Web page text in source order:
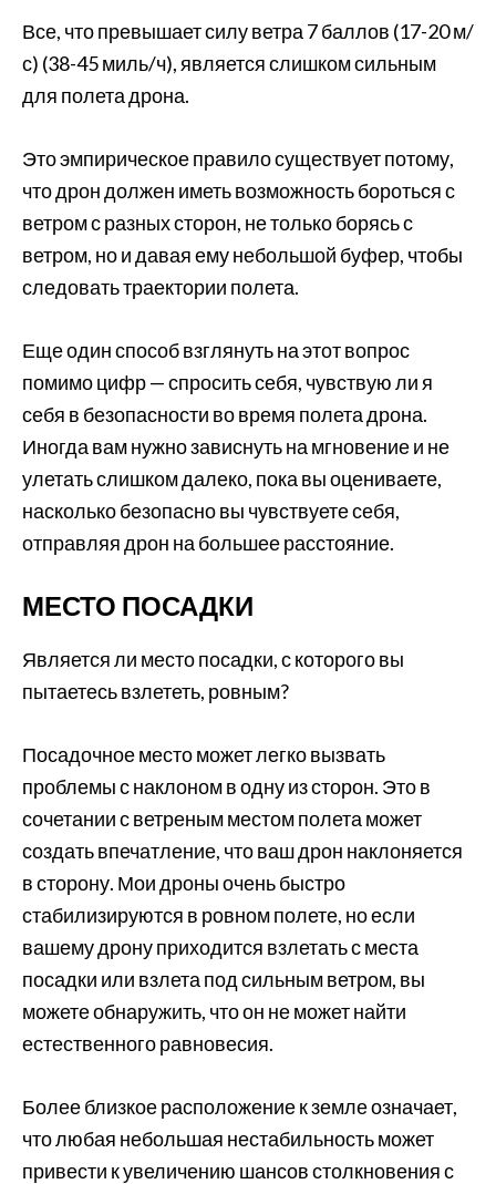
Все, что превышает силу ветра 7 баллов (17-20 м/
с) (38-45 миль/ч), является слишком сильным
для полета дрона.
Это эмпирическое правило существует потому,
что дрон должен иметь возможность бороться с
ветром с разных сторон, не только борясь с
ветром, но и давая ему небольшой буфер, чтобы
следовать траектории полета.
Еще один способ взглянуть на этот вопрос
помимо цифр — спросить себя, чувствую ли я
себя в безопасности во время полета дрона.
Иногда вам нужно зависнуть на мгновение и не
улетать слишком далеко, пока вы оцениваете,
насколько безопасно вы чувствуете себя,
отправляя дрон на большее расстояние.
МЕСТО ПОСАДКИ
Является ли место посадки, с которого вы
пытаетесь взлететь, ровным?
Посадочное место может легко вызвать
проблемы с наклоном в одну из сторон. Это в
сочетании с ветреным местом полета может
создать впечатление, что ваш дрон наклоняется
в сторону. Мои дроны очень быстро
стабилизируются в ровном полете, но если
вашему дрону приходится взлетать с места
посадки или взлета под сильным ветром, вы
можете обнаружить, что он не может найти
естественного равновесия.
Более близкое расположение к земле означает,
что любая небольшая нестабильность может
привести к увеличению шансов столкновения с